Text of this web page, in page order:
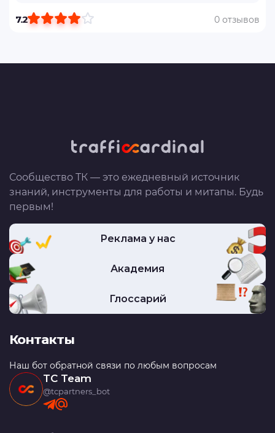
7.2 0 отзывов
Сообщество ТК — это ежедневный источник
знаний, инструменты для работы и митапы. Будь
первым!
Реклама у нас
Академия
Глоссарий
Контакты
Наш бот обратной связи по любым вопросам
TC Team
@tcpartners_bot